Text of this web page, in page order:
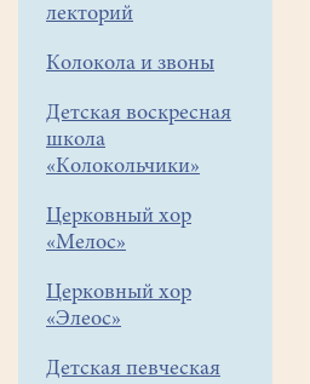
лекторий
Колокола и звоны
Детская воскресная
школа
«Колокольчики»
Церковный хор
«Мелос»
Церковный хор
«Элеос»
Детская певческая